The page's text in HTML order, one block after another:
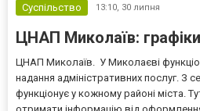
Суспільство 13:10, 30 липня
ЦНАП Миколаїв:
ЦНАП Миколаїв. У Миколаєві
надання адміністративних послуг. З
функціонує у кожному районі міста.